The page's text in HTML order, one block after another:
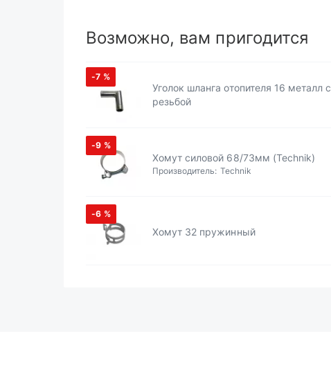
Возможно, вам пригодится
-7 %
Уголок шланга отопителя 16 металл с
резьбой
-9 %
Хомут силовой 68/73мм (Technik)
Производитель: Technik
-6 %
Хомут 32 пружинный